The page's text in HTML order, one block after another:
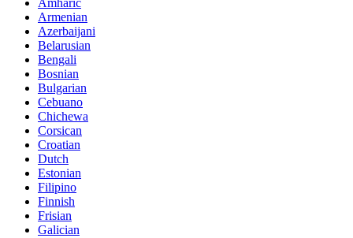
Amharic
Armenian
Azerbaijani
Belarusian
Bengali
Bosnian
Bulgarian
Cebuano
Chichewa
Corsican
Croatian
Dutch
Estonian
Filipino
Finnish
Frisian
Galician